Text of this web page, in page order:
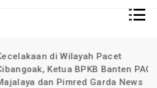
di Wilayah Pacet
Ketua BPKB Banten PAC
dan Pimred Garda News